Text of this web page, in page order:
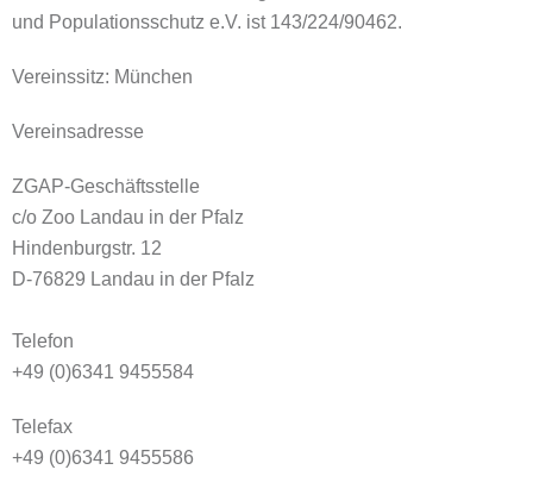
und Populationsschutz e.V. ist 143/224/90462.
Vereinssitz: München
Vereinsadresse
ZGAP-Geschäftsstelle
c/o Zoo Landau in der Pfalz
Hindenburgstr. 12
D-76829 Landau in der Pfalz
Telefon
+49 (0)6341 9455584
Telefax
+49 (0)6341 9455586